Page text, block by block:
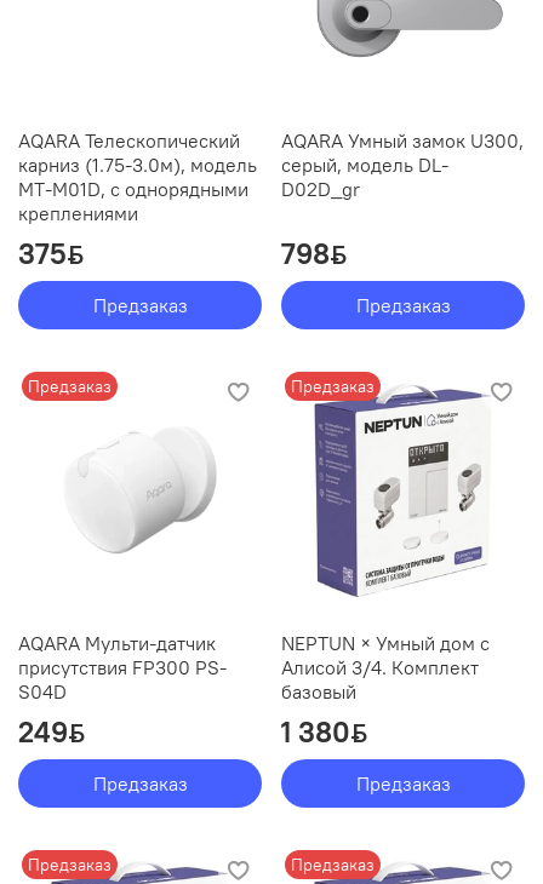
AQARA Телескопический
карниз (1.75-3.0м), модель
MT-M01D, с однорядными
креплениями
375ƃ
Предзаказ
AQARA Умный замок U300,
серый, модель DL-
D02D_gr
798ƃ
Предзаказ
Предзаказ
AQARA Мульти-датчик
присутствия FP300 PS-
S04D
249ƃ
Предзаказ
Предзаказ
NEPTUN × Умный дом с
Алисой 3/4. Комплект
базовый
1 380ƃ
Предзаказ
Предзаказ Предзаказ